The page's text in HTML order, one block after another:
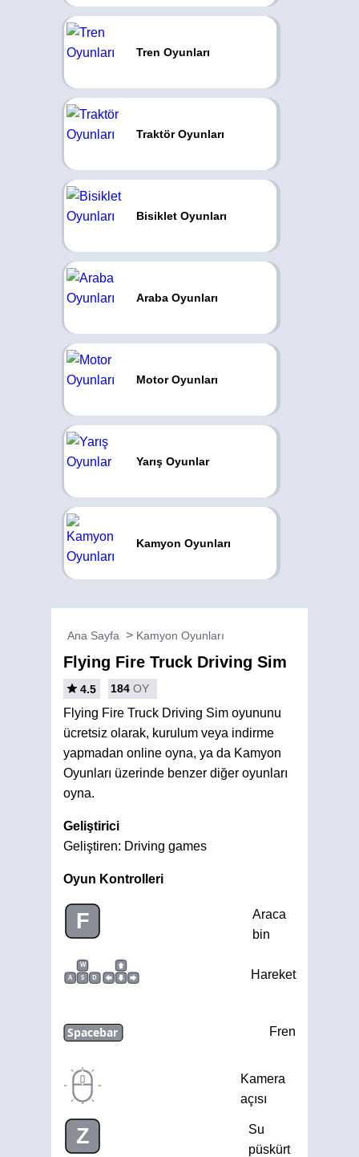
Tren Oyunları
Traktör Oyunları
Bisiklet Oyunları
Araba Oyunları
Motor Oyunları
Yarış Oyunlar
Kamyon Oyunları
Ana Sayfa Kamyon Oyunları
Flying Fire Truck Driving Sim
4.5 184 OY
Flying Fire Truck Driving Sim oyununu
ücretsiz olarak, kurulum veya indirme
yapmadan online oyna, ya da Kamyon
Oyunları üzerinde benzer diğer oyunları
oyna.
Geliştirici
Geliştiren: Driving games
Oyun Kontrolleri
F
Araca
bin
W
A
S D Hareket
Spacebar Fren
Kamera
açısı
Z
Su
püskürt